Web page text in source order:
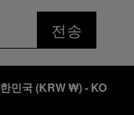
전송
민국(KRW ₩)- KO